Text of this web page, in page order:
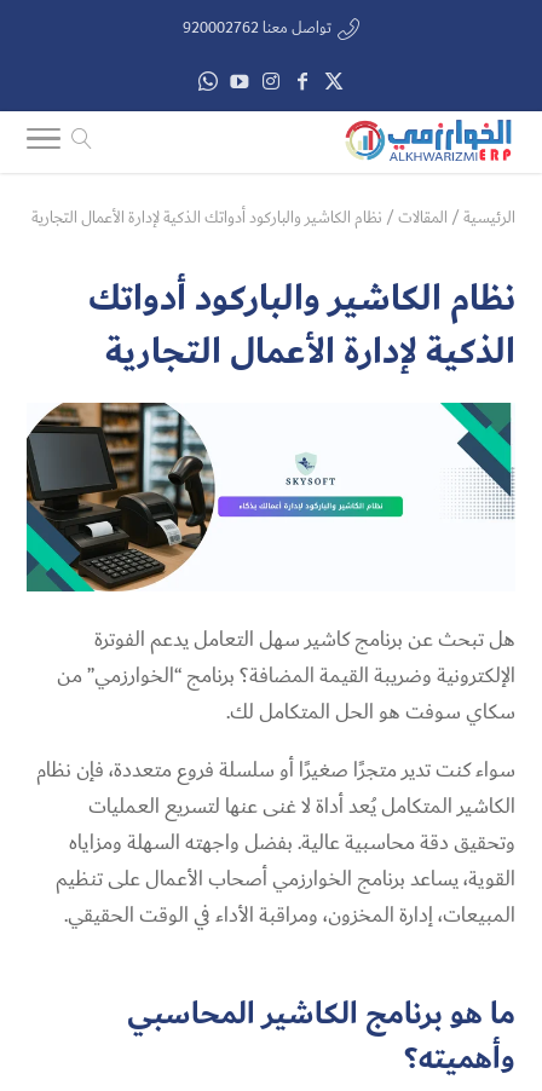
تواصل معنا 920002762
الرئيسية/ المقالات/ نظام الكاشير والباركود أدواتك الذكية لإدارة الأعمال التجارية
نظام الكاشير والباركود أدواتك
الذكية لإدارة الأعمال التجارية
هل تبحث عن برنامج كاشير سهل التعامل يدعم الفوترة
الإلكترونية وضريبة القيمة المضافة؟ برنامج “الخوارزمي” من
سكاي سوفت هو الحل المتكامل لك.
سواء كنت تدير متجرًا صغيرًا أو سلسلة فروع متعددة، فإن نظام
الكاشير المتكامل يُعد أداة لا غنى عنها لتسريع العمليات
وتحقيق دقة محاسبية عالية. بفضل واجهته السهلة ومزاياه
القوية، يساعد برنامج الخوارزمي أصحاب الأعمال على تنظيم
المبيعات، إدارة المخزون، ومراقبة الأداء في الوقت الحقيقي.
ما هو برنامج الكاشير المحاسبي
وأهميته؟